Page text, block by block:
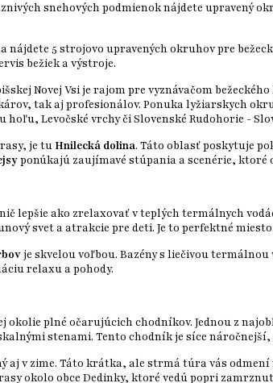
snehových podmienok nájdete upravený
nájdete 5 strojovo upravených okruhov pre
bežiek a výstroje.
Novej Vsi je rajom pre vyznávačom
tak aj profesionálov. Ponuka lyžiarskych
Levočské vrchy či Slovenské Rudohorie -
je tuHnilecká dolina. Táto oblasť poskytuje
ponúkajú zaujímavé stúpania a scenérie, ktoré
lepšie ako zrelaxovať v teplých termálnych
svet a atrakcie pre deti. Je to perfektné
je skvelou voľbou. Bazény s liečivou
relaxu a pohody.
okolie plné očarujúcich chodníkov. Jednou z
stenami. Tento chodník je síce
aj v zime. Táto krátka, ale strmá túra vás
okolo obce Dedinky, ktoré vedú popri